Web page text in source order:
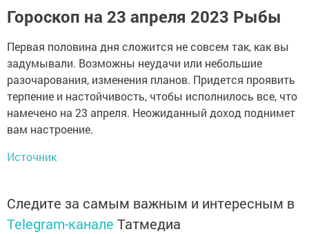
Гороскоп на 23 апреля 2023 Рыбы
Первая половина дня сложится не совсем так, как вы
задумывали. Возможны неудачи или небольшие
разочарования, изменения планов. Придется проявить
терпение и настойчивость, чтобы исполнилось все, что
намечено на 23 апреля. Неожиданный доход поднимет
вам настроение.
Источник
Следите за самым важным и интересным в
Telegram-канале Татмедиа